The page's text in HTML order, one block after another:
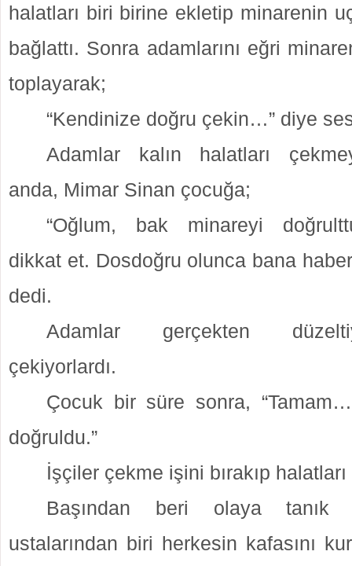
halatları biri birine ekletip minarenin
bağlattı. Sonra adamlarını eğri
toplayarak;
“Kendinize doğru çekin…” diye
Adamlar kalın halatları
anda, Mimar Sinan çocuğa;
“Oğlum, bak minareyi
dikkat et. Dosdoğru olunca bana
dedi.
Adamlar gerçekten
çekiyorlardı.
Çocuk bir süre sonra,
doğruldu.”
İşçiler çekme işini bırakıp
Başından beri olaya tanık
ustalarından biri herkesin kafasını